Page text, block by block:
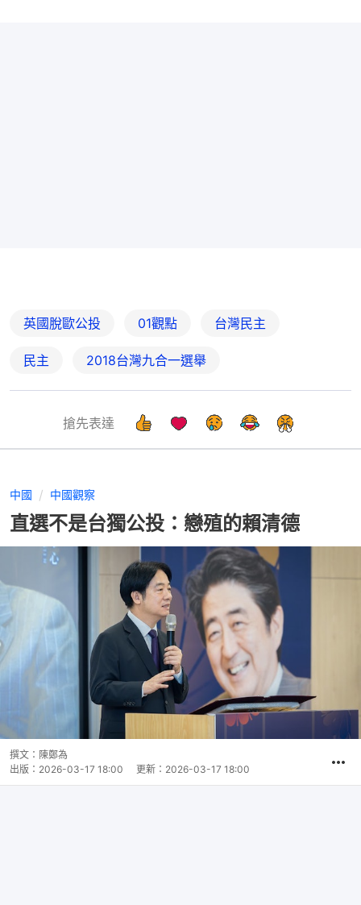
英國脫歐公投 01觀點 台灣民主
民主 2018台灣九合一選舉
搶先表達
中國 中國觀察
直選不是台獨公投：戀殖的賴清德
撰文： 陳鄭為
出版： 2026-03-17 18:00 更新： 2026-03-17 18:00